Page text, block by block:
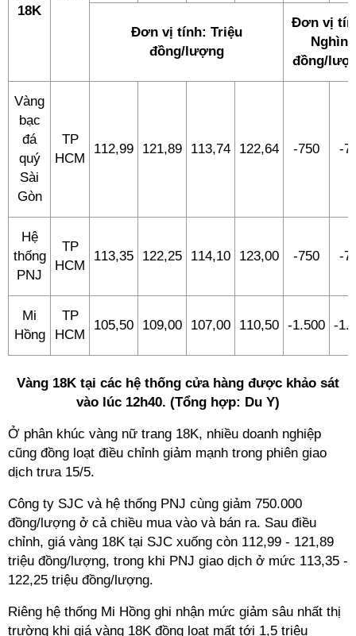
18K
Đơn vị tính: Triệu
đồng/lượng
Đơn vị
Nghìn
đồng/
Vàng
bạc
đá
quý
Sài
Gòn
TP
HCM
112,99 121,89 113,74 122,64 -750 -
Hệ
thống
PNJ
TP
HCM
113,35 122,25 114,10 123,00 -750 -
Mi
Hồng
TP
HCM
105,50 109,00 107,00 110,50 -1.500 -
Vàng 18K tại các hệ thống cửa hàng được khảo sát
vào lúc 12h40. (Tổng hợp: Du Y)
Ở phân khúc vàng nữ trang 18K, nhiều doanh nghiệp
cũng đồng loạt điều chỉnh giảm mạnh trong phiên giao
dịch trưa 15/5.
Công ty SJC và hệ thống PNJ cùng giảm 750.000
đồng/lượng ở cả chiều mua vào và bán ra. Sau điều
chỉnh, giá vàng 18K tại SJC xuống còn 112,99 - 121,89
triệu đồng/lượng, trong khi PNJ giao dịch ở mức 113,35 -
122,25 triệu đồng/lượng.
Riêng hệ thống Mi Hồng ghi nhận mức giảm sâu nhất thị
trường khi giá vàng 18K đồng loạt mất tới 1,5 triệu